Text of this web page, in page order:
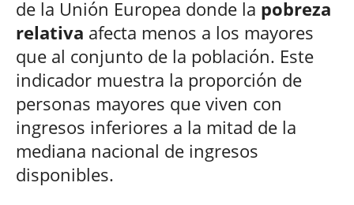
de la Unión Europea donde la pobreza
relativa afecta menos a los mayores
que al conjunto de la población. Este
indicador muestra la proporción de
personas mayores que viven con
ingresos inferiores a la mitad de la
mediana nacional de ingresos
disponibles.